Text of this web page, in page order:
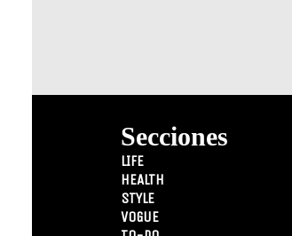
Secciones
LIFE
HEALTH
STYLE
VOGUE